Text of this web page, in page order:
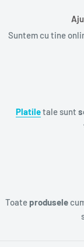
Suntem cu tine
Platiletale sunt
Toate produsele